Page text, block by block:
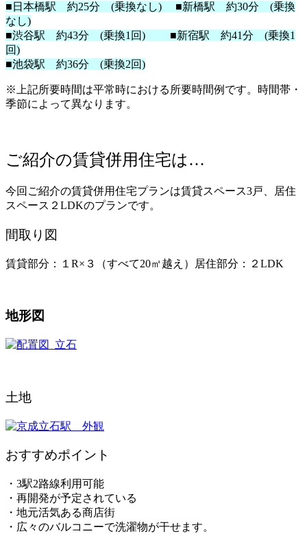
■日本橋駅 約25分 (乗換なし) ■新橋駅 約30分 (乗換
なし)
■渋谷駅 約43分 (乗換1回) ■新宿駅 約41分 (乗換1
回)
■池袋駅 約36分 (乗換2回)
※上記所要時間は平常時における所要時間例です。時間帯・
季節によって異なります。
ご紹介の賃貸併用住宅は…
今回ご紹介の賃貸併用住宅プランは賃貸スペース3戸、居住
スペース２LDKのプランです。
間取り図
賃貸部分：１R×３（すべて20㎡越え）居住部分：２LDK
地形図
土地
おすすめポイント
・3駅2路線利用可能
・再開発が予定されている
・地元活気ある商店街
・広々のバルコニーで洗濯物が干せます。